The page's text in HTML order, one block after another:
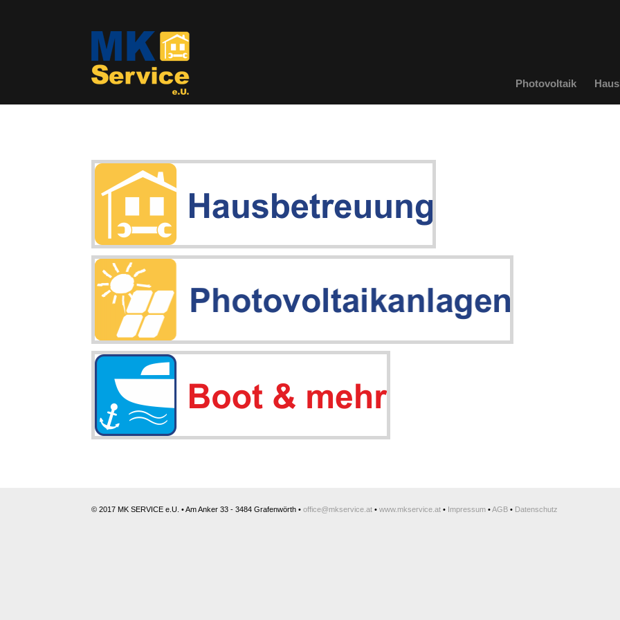
Photovoltaik
© 2017 MK SERVICE e.U. • Am Anker 33 - 3484 Grafenwörth • office@mkservice.at • www.mkservice.at • Impressum •AGB • Datenschutz